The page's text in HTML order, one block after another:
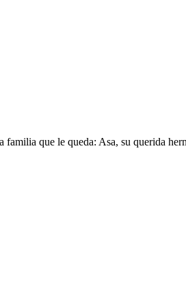
que le queda: Asa, su querida